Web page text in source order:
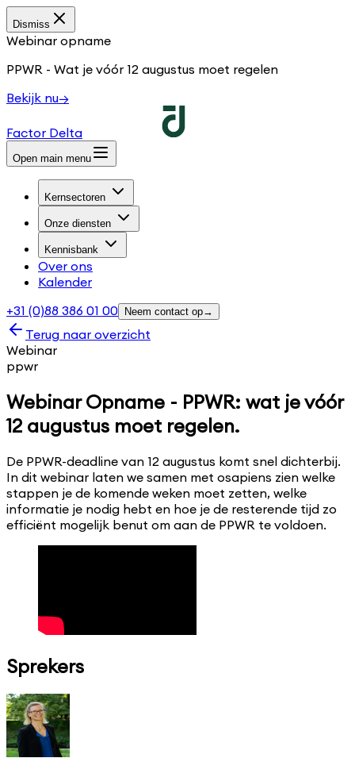
Dismiss
Webinar opname
PPWR - Wat je vóór 12 augustus moet regelen
Bekijk nu→
Factor Delta
Open main menu
Kernsectoren
Onze diensten
Kennisbank
Over ons
Kalender
+31 (0)88 386 01 00
Neem contact op→
Terug naar overzicht
Webinar
ppwr
Webinar Opname - PPWR: wat je vóór
12 augustus moet regelen.
De PPWR-deadline van 12 augustus komt snel dichterbij.
In dit webinar laten we samen met osapiens zien welke
stappen je de komende weken moet zetten, welke
informatie je nodig hebt en hoe je de resterende tijd zo
efficiënt mogelijk benut om aan de PPWR te voldoen.
Sprekers